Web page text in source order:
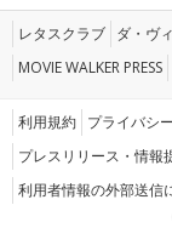
レタスクラブ ダ・ヴ
MOVIE WALKER PRESS
利用規約 プライバシ
プレスリリース・情報
利用者情報の外部送信